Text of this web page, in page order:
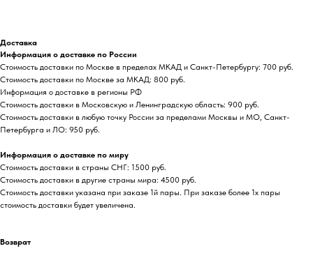
Доставка
Информация о доставке по России
Стоимость доставки по Москве в пределах МКАД и Санкт-Петербургу: 700 руб.
Стоимость доставки по Москве за МКАД: 800 руб.
Информация о доставке в регионы РФ
Стоимость доставки в Московскую и Ленинградскую область: 900 руб.
Стоимость доставки в любую точку России за пределами Москвы и МО, Санкт-
Петербурга и ЛО: 950 руб.
Информация о доставке по миру
Стоимость доставки в страны СНГ: 1500 руб.
Стоимость доставки в другие страны мира: 4500 руб.
Стоимость доставки указана при заказе 1й пары. При заказе более 1х пары
стоимость доставки будет увеличена.
Возврат